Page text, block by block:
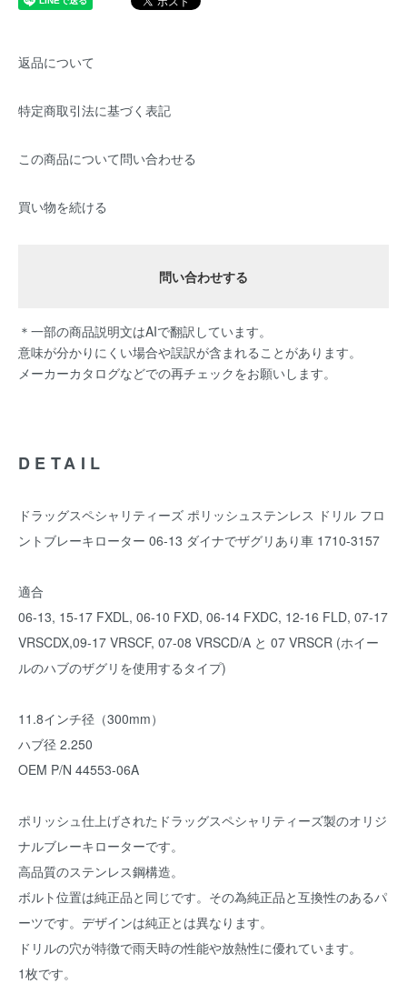
返品について
特定商取引法に基づく表記
この商品について問い合わせる
買い物を続ける
問い合わせする
＊一部の商品説明文はAIで翻訳しています。
意味が分かりにくい場合や誤訳が含まれることがあります。
メーカーカタログなどでの再チェックをお願いします。
DETAIL
ドラッグスペシャリティーズ ポリッシュステンレス ドリル フロ
ントブレーキローター 06-13 ダイナでザグリあり車 1710-3157
適合
06-13, 15-17 FXDL, 06-10 FXD, 06-14 FXDC, 12-16 FLD, 07-17
VRSCDX,09-17 VRSCF, 07-08 VRSCD/A と 07 VRSCR (ホイー
ルのハブのザグリを使用するタイプ)
11.8インチ径（300mm）
ハブ径 2.250
OEM P/N 44553-06A
ポリッシュ仕上げされたドラッグスペシャリティーズ製のオリジ
ナルブレーキローターです。
高品質のステンレス鋼構造。
ボルト位置は純正品と同じです。その為純正品と互換性のあるパ
ーツです。デザインは純正とは異なります。
ドリルの穴が特徴で雨天時の性能や放熱性に優れています。
1枚です。